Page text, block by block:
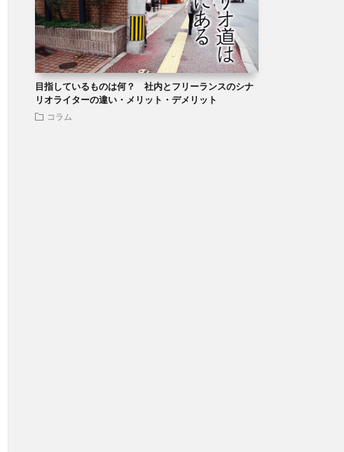
目指しているものは何？ 社内とフリーランスのシナ
リオライターの違い・メリット・デメリット
コラム